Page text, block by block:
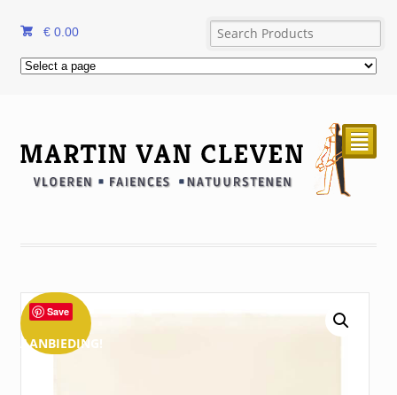
€ 0.00
²
AANBIEDING!
Save